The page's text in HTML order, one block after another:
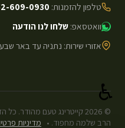
טלפון להזמנות: 609-0930
וואטסאפ: שלחו לנו הודעה
אזורי שירות: נתניה עד באר
©
2026קייטרינג טעם מהודר. כל
הרב שלמה מחפוד. • מדיניות
♿